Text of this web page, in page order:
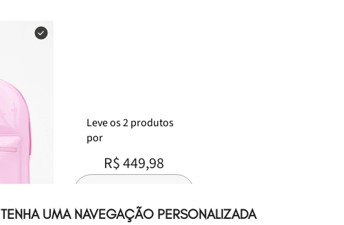
TENHA UMA NAVEGAÇÃO PERSONALIZADA
Leveos2produtos
por
R$ 449,98